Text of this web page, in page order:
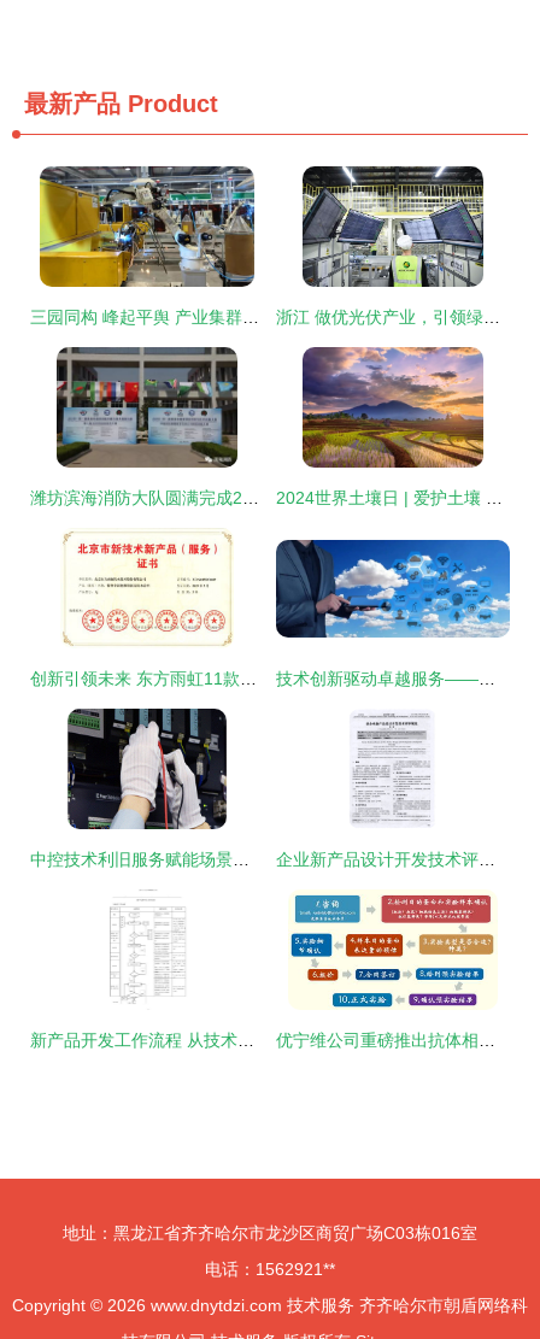
最新产品 Product
地址：黑龙江省齐齐哈尔市龙沙区商贸广场C03栋016室
电话：1562921**
Copyright © 2026 www.dnytdzi.com 技术服务 齐齐哈尔市朝盾网络科